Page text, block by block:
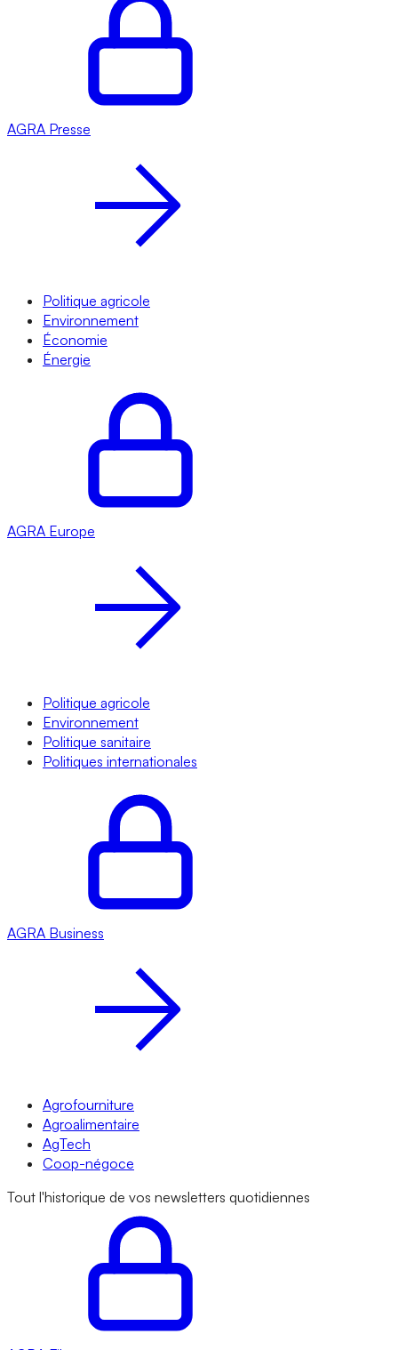
AGRA Presse
Politique agricole
Environnement
Économie
Énergie
AGRA Europe
Politique agricole
Environnement
Politique sanitaire
Politiques internationales
AGRA Business
Agrofourniture
Agroalimentaire
AgTech
Coop-négoce
Tout l'historique de vos newsletters quotidiennes